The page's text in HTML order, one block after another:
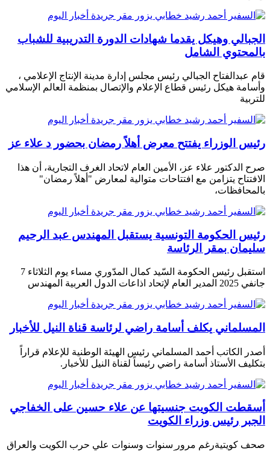
الجبالي وهيكل يقدما شهادات الدورة التدريبية للشباب
بالمحتوي الشامل
قام عبدالفتاح الجبالي رئيس مجلس إدارة مدينة الإنتاج الإعلامي ،
وأسامة هيكل رئيس قطاع الإعلام والإتصال بمنظمة العالم الإسلامي
للتربية
رئيس الوزراء يفتتح معرض أهلاً رمضان بحضور د علاء عز
صرح الدكتور علاء عز، الأمين العام لاتحاد الغرف التجارية، أن هذا
الافتتاح يتزامن مع افتتاحات متوالية لمعارض "أهلاً رمضان"
بالمحافظات،
رئيس الحكومة التونسية يستقبل المهندس عبد الرحيم
سليمان بمقر الرئاسة
استقبل رئيس الحكومة السّيد كمال المدّوري مساء يوم الثلاثاء 7
جانفي 2025 المدير العام لإتحاد اذاعات الدول العربية المهندس
المسلماني يكلف أسامة راضي لرئاسة قناة النيل للأخبار
أصدر الكاتب أحمد المسلماني رئيس الهيئة الوطنية للإعلام قراراً
بتكليف الأستاذ أسامة راضي رئيساً لقناة النيل للأخبار.
أسقطت الكويت جنسيتها عن علاء حسين على الخفاجي
الجبر رئيس وزراء الكويت
صحف كويتية رغم مرور سنوات وسنوات علي حرب الكويت والعراق